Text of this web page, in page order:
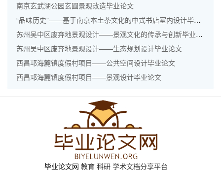
南京玄武湖公园玄圃景观改造毕业论文
“品味历史”——基于南京本土茶文化的中式书店室内设计毕业论文
苏州吴中区废弃地景观设计——景观文化的传承与创新毕业论文
苏州吴中区废弃地景观设计——生态规划设计毕业论文
西昌邛海麓镇度假村项目——公共空间设计毕业论文
西昌邛海麓镇度假村项目——景观设计毕业论文
毕业论文网 教育 科研 学术文档分享平台